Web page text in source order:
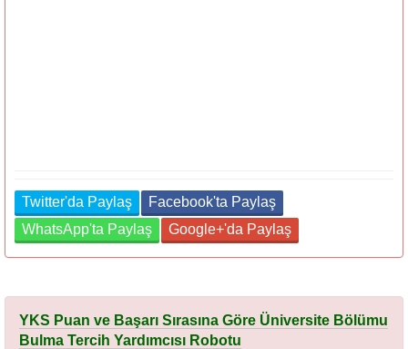
Twitter'da Paylaş
Facebook'ta Paylaş
WhatsApp'ta Paylaş
Google+'da Paylaş
YKS Puan ve Başarı Sırasına Göre Üniversite Bölümu
Bulma Tercih Yardımcısı Robotu